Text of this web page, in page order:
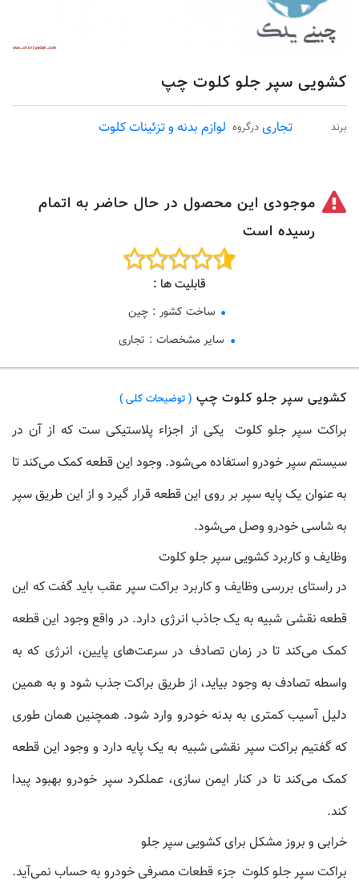
کشویی سپر جلو کلوت چپ
برند تجاری درگروه لوازم بدنه و تزئینات کلوت
موجودی این محصول در حال حاضر به اتمام
رسیده است
قابلیت ها :
ساخت کشور : چین
سایر مشخصات : تجاری
کشویی سپر جلو کلوت چپ ( توضیحات کلی )
براکت سپر جلو کلوتیکی از اجزاء پلاستیکی ست که از آن در
سیستم سپر خودرو استفاده می‌شود. وجود این قطعه کمک می‌کند تا
به عنوان یک پایه سپر بر روی این قطعه قرار گیرد و از این طریق سپر
به شاسی خودرو وصل می‌شود.
وظایف و کاربرد کشویی سپر جلو کلوت
در راستای بررسی وظایف و کاربرد براکت سپر عقب باید گفت که این
قطعه نقشی شبیه به یک جاذب انرژی دارد. در واقع وجود این قطعه
کمک می‌کند تا در زمان تصادف در سرعت‌های پایین، انرژی که به
واسطه تصادف به وجود بیاید، از طریق براکت جذب شود و به همین
دلیل آسیب کمتری به بدنه خودرو وارد شود. همچنین همان طوری
که گفتیم براکت سپر نقشی شبیه به یک پایه دارد و وجود این قطعه
کمک می‌کند تا در کنار ایمن سازی، عملکرد سپر خودرو بهبود پیدا
کند.
خرابی و بروز مشکل برای کشویی سپر جلو
براکت سپر جلو کلوتجزء قطعات مصرفی خودرو به حساب نمی‌آید.